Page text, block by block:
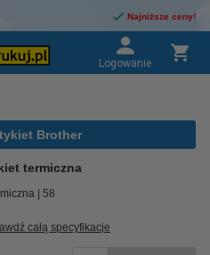
Najniższe ceny!
Logowanie
Brother
termiczna
58
całą specyfikacje